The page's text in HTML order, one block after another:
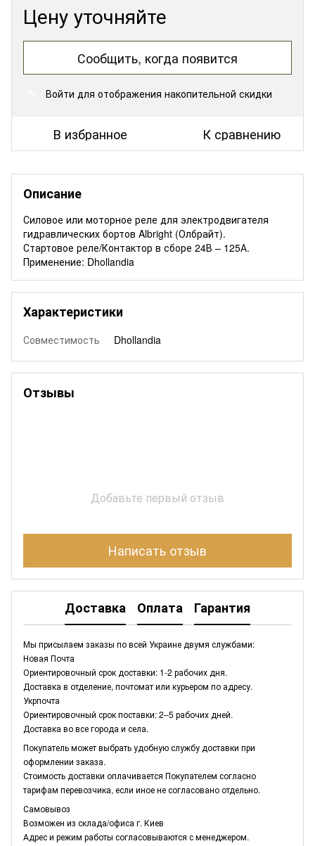
Цену уточняйте
Сообщить, когда появится
Войти для отображения накопительной скидки
В избранное К сравнению
Описание
Силовое или моторное реле для электродвигателя
гидравлических бортов Albright (Олбрайт).
Стартовое реле/Контактор в сборе 24В – 125А.
Применение: Dhollandia
Характеристики
Совместимость Dhollandia
Отзывы
Добавьте первый отзыв
Написать отзыв
Доставка Оплата Гарантия
Мы присылаем заказы по всей Украине двумя службами:
Новая Почта
Ориентировочный срок доставки: 1-2 рабочих дня.
Доставка в отделение, почтомат или курьером по адресу.
Укрпочта
Ориентировочный срок поставки: 2–5 рабочих дней.
Доставка во все города и села.
Покупатель может выбрать удобную службу доставки при
оформлении заказа.
Стоимость доставки оплачивается Покупателем согласно
тарифам перевозчика, если иное не согласовано отдельно.
Самовывоз
Возможен из склада/офиса г. Киев
Адрес и режим работы согласовываются с менеджером.